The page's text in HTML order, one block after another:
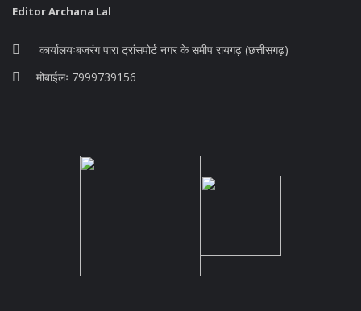
Editor Archana Lal
कार्यालयःबजरंग पारा ट्रांसपोर्ट नगर के समीप रायगढ़ (छत्तीसगढ़)
मोबाईलः 7999739156